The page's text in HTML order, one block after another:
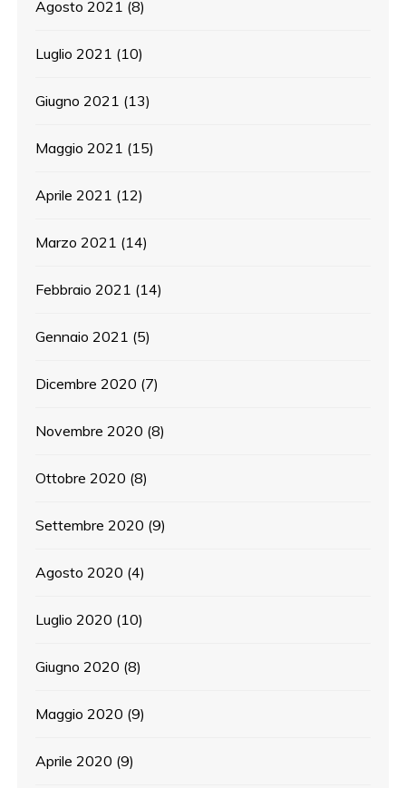
Agosto 2021 (8)
Luglio 2021 (10)
Giugno 2021 (13)
Maggio 2021 (15)
Aprile 2021 (12)
Marzo 2021 (14)
Febbraio 2021 (14)
Gennaio 2021 (5)
Dicembre 2020 (7)
Novembre 2020 (8)
Ottobre 2020 (8)
Settembre 2020 (9)
Agosto 2020 (4)
Luglio 2020 (10)
Giugno 2020 (8)
Maggio 2020 (9)
Aprile 2020 (9)